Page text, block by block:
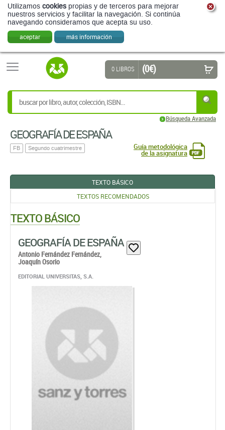
Utilizamos cookies propias y de terceros para mejorar
nuestros servicios y facilitar la navegación. Si continúa
navegando consideramos que acepta su uso.
aceptar más información
Búsqueda Avanzada
0 LIBROS (0 €)
GEOGRAFÍA DE ESPAÑA
FB Segundo cuatrimestre Guía metodológica
de la asignatura
TEXTO BÁSICO
TEXTOS RECOMENDADOS
TEXTO BÁSICO
GEOGRAFÍA DE ESPAÑA
Antonio Fernández Fernández,
Joaquín Osorio
EDITORIAL UNIVERSITAS, S.A.